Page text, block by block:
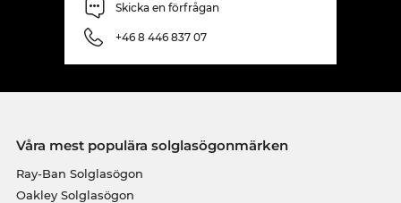
Skicka en förfrågan
+46 8 446 837 07
Våra mest populära solglasögonmärken
Ray-Ban Solglasögon
Oakley Solglasögon